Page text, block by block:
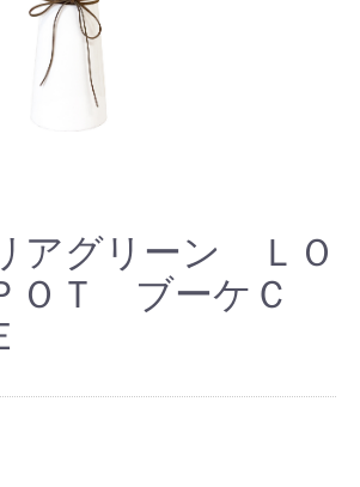
アグリーン ＬＯ
ＯＴ ブーケＣ